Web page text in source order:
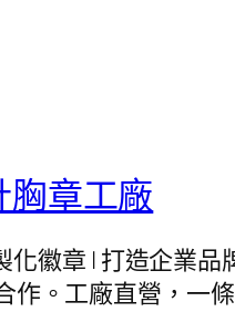
胸章工廠
徽章 | 打造企業品
作。工廠直營，一